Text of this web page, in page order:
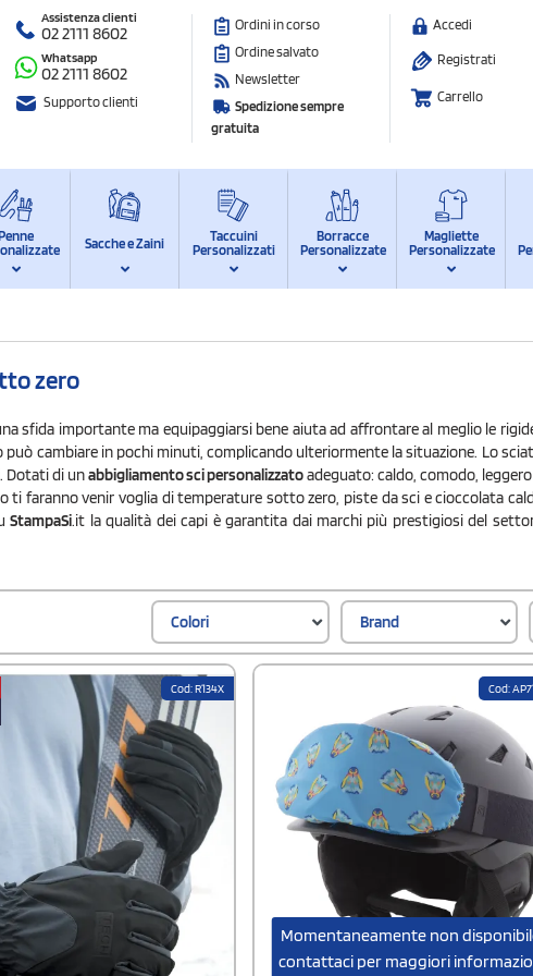
Assistenza clienti
02 2111 8602
Whatsapp
02 2111 8602
Supporto clienti
Ordini in corso
Ordine salvato
Newsletter
Spedizione sempre
gratuita
Accedi
Registrati
Carrello
Sacche e Zaini
Taccuini
Personalizzati
Borracce
Personalizzate
Magliette
Personalizzate
zero
sfida importante ma equipaggiarsi bene aiuta ad affrontare al meglio le
cambiare in pochi minuti, complicando ulteriormente la situazione. Lo
Dotati di unabbigliamento sci personalizzatoadeguato: caldo, comodo,
ti faranno venir voglia di temperature sotto zero, piste da sci e cioccolata
StampaSi.it la qualità dei capi è garantita dai marchi più prestigiosi del
Colori Brand
Cod: R134X Cod:
Momentaneamente non
contattaci per maggiori